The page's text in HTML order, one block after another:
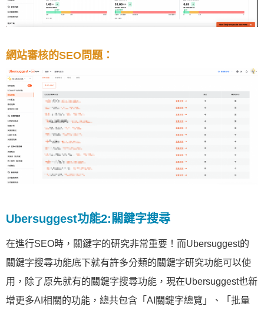
網站審核的SEO問題：
Ubersuggest功能2:關鍵字搜尋
在進行SEO時，關鍵字的研究非常重要！而Ubersuggest的
關鍵字搜尋功能底下就有許多分類的關鍵字研究功能可以使
用，除了原先就有的關鍵字搜尋功能，現在Ubersuggest也新
增更多AI相關的功能，總共包含「AI關鍵字總覽」、「批量